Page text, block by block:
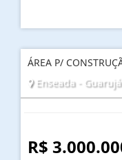
ÁREA P/
Enseada - Guarujá
R$